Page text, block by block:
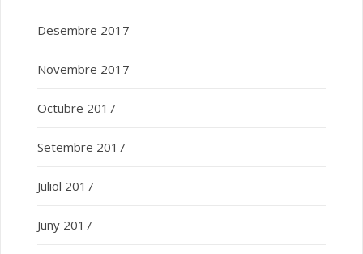
Desembre 2017
Novembre 2017
Octubre 2017
Setembre 2017
Juliol 2017
Juny 2017